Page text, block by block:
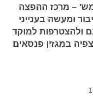
– מרכז ההפצה
ומעשה בענייני
ולהצטרפות למוקד
בוואצאפ 0542248770 לצפיה במגזין פנסאים